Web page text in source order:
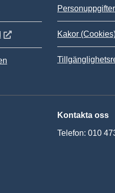
i nytt fönster
Öppnas i nytt fönster
Personuppgifter
Kakor
Kontakta oss
Telefon: 010